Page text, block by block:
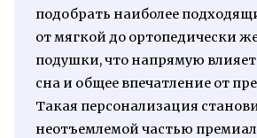
подобрать наиболее
от мягкой до ортопедически
подушки, что напрямую влияет
сна и общее впечатление от
Такая персонализация
неотъемлемой частью